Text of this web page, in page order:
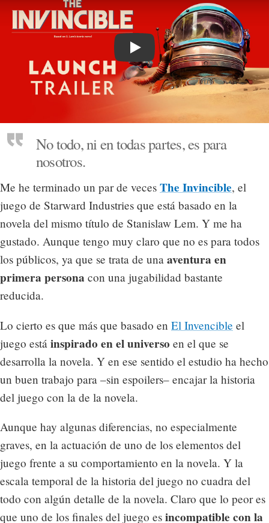
Play
No todo, ni en todas partes, es para
nosotros.
Me he terminado un par de veces The Invincible, el
juego de Starward Industries que está basado en la
novela del mismo título de Stanislaw Lem. Y me ha
gustado. Aunque tengo muy claro que no es para todos
los públicos, ya que se trata de una aventura en
primera persona con una jugabilidad bastante
reducida.
Lo cierto es que más que basado en El Invencible el
juego está inspirado en el universo en el que se
desarrolla la novela. Y en ese sentido el estudio ha hecho
un buen trabajo para –sin espoilers– encajar la historia
del juego con la de la novela.
Aunque hay algunas diferencias, no especialmente
graves, en la actuación de uno de los elementos del
juego frente a su comportamiento en la novela. Y la
escala temporal de la historia del juego no cuadra del
todo con algún detalle de la novela. Claro que lo peor es
que uno de los finales del juego es incompatible con la